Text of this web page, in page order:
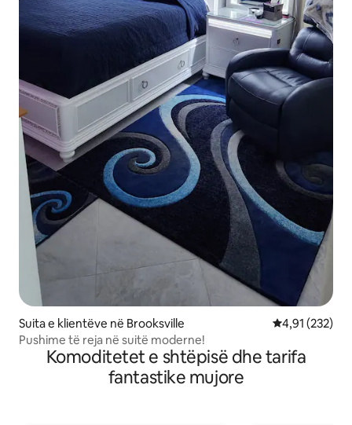
Suita e klientëve në Brooksville Vlerësimi
4,91 (232)
Pushime të reja në suitë moderne!
Komoditetet e shtëpisë dhe tarifa
fantastike mujore